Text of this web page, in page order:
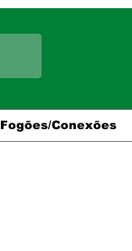
Fogões/Conexões